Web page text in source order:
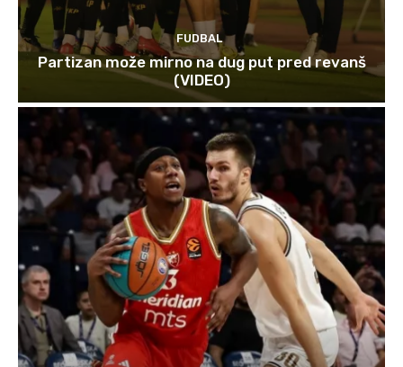
FUDBAL
Partizan može mirno na dug put pred revanš
(VIDEO)